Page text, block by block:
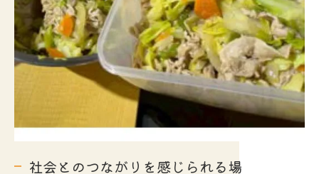
社会とのつながりを感じられる場